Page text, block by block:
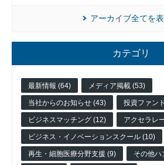
入
居
企
業
投
アーカイブ全てを
カテゴリ
最新情報 (64) メディア掲載 (53)
当社からのお知らせ (43) 投資ファン
ビジネスマッチング (12) アクセラレ
ビジネス・イノベーションスクール (10)
再生・細胞医療分野支援 (9) その他ハ